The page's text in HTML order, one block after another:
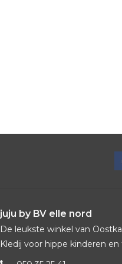
juju by BV elle nord
De leukste winkel van
Kledij voor hippe kinderen en